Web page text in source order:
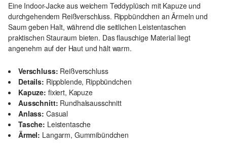
Eine Indoor-Jacke aus weichem Teddyplüsch mit Kapuze und
durchgehendem Reißverschluss. Rippbündchen an Ärmeln und
Saum geben Halt, während die seitlichen Leistentaschen
praktischen Stauraum bieten. Das flauschige Material liegt
angenehm auf der Haut und hält warm.
Verschluss: Reißverschluss
Details: Rippblende, Rippbündchen
Kapuze: fixiert, Kapuze
Ausschnitt: Rundhalsausschnitt
Anlass: Casual
Tasche: Leistentasche
Ärmel: Langarm, Gummibündchen